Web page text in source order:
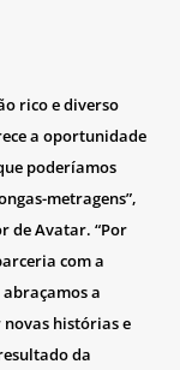
rico e diverso
a oportunidade
poderíamos
metragens”,
de Avatar. “Por
com a
a
histórias e
da